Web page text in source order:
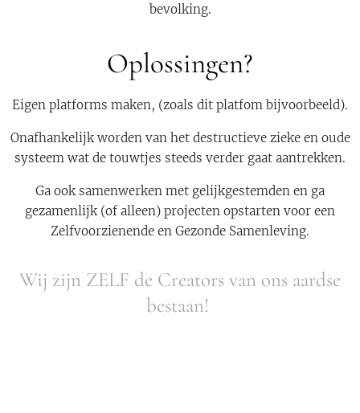
bevolking.
Oplossingen?
Eigen platforms maken, (zoals dit platfom bijvoorbeeld).
Onafhankelijk worden van het destructieve zieke en oude
systeem wat de touwtjes steeds verder gaat aantrekken.
Ga ook samenwerken met gelijkgestemden en ga
gezamenlijk (of alleen) projecten opstarten voor een
Zelfvoorzienende en Gezonde Samenleving.
Wij zijn ZELF de Creators van ons aardse
bestaan! ⁠